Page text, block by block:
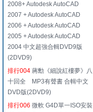
2008+ Autodesk AutoCAD
2007 + Autodesk AutoCAD
2006 + Autodesk AutoCAD
2005 + Autodesk AutoCAD
2004 中文超強合輯DVD9版
(2DVD9)
排行004 蔣勳《細說紅樓夢》八
十回全 MP3有聲書 合輯中文
DVD版(2DVD9)
排行006 微軟 G4D單一ISO安裝